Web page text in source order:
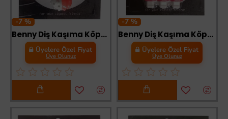
-7 %
Benny Diş Kaşıma Köpek Oyuncağı Çatal 11 cm Turuncu
Üyelere Özel Fiyat
Üye Olunuz
-7 %
Benny Diş Kaşıma Köpek Oyuncağı Kaburga 10 cm 3 lü
Üyelere Özel Fiyat
Üye Olunuz